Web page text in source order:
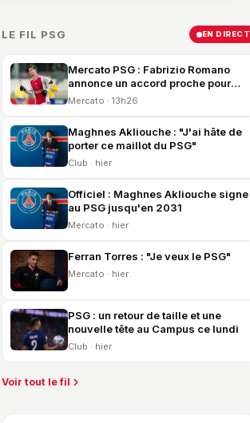
LE FIL PSG EN DIRECT
Mercato PSG : Fabrizio Romano
annonce un accord proche pour
Mika Godts
Mercato · 13h26
Maghnes Akliouche : "J'ai hâte de
porter ce maillot du PSG"
Club · hier
Officiel : Maghnes Akliouche signe
au PSG jusqu'en 2031
Mercato · hier
Ferran Torres : "Je veux le PSG"
Mercato · hier
PSG : un retour de taille et une
nouvelle tête au Campus ce lundi
Club · hier
Voir tout le fil